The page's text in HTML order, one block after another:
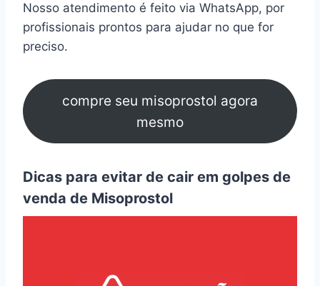
Nosso atendimento é feito via WhatsApp, por
profissionais prontos para ajudar no que for
preciso.
compre seu misoprostol agora
mesmo
Dicas para evitar de cair em golpes de
venda de Misoprostol